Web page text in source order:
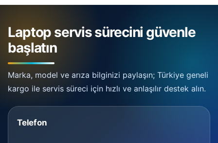
Laptop servis sürecini güvenle
başlatın
Marka, model ve arıza bilginizi paylaşın; Türkiye geneli
kargo ile servis süreci için hızlı ve anlaşılır destek alın.
Telefon